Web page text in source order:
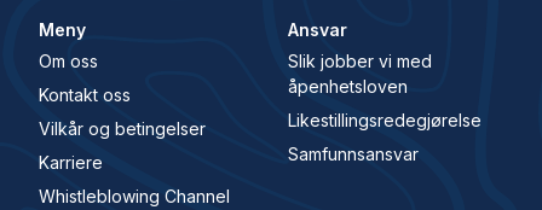
Meny
Om oss
Kontakt oss
Vilkår og betingelser
Karriere
Whistleblowing Channel
Ansvar
Slik jobber vi med
åpenhetsloven
Likestillingsredegjørelse
Samfunnsansvar